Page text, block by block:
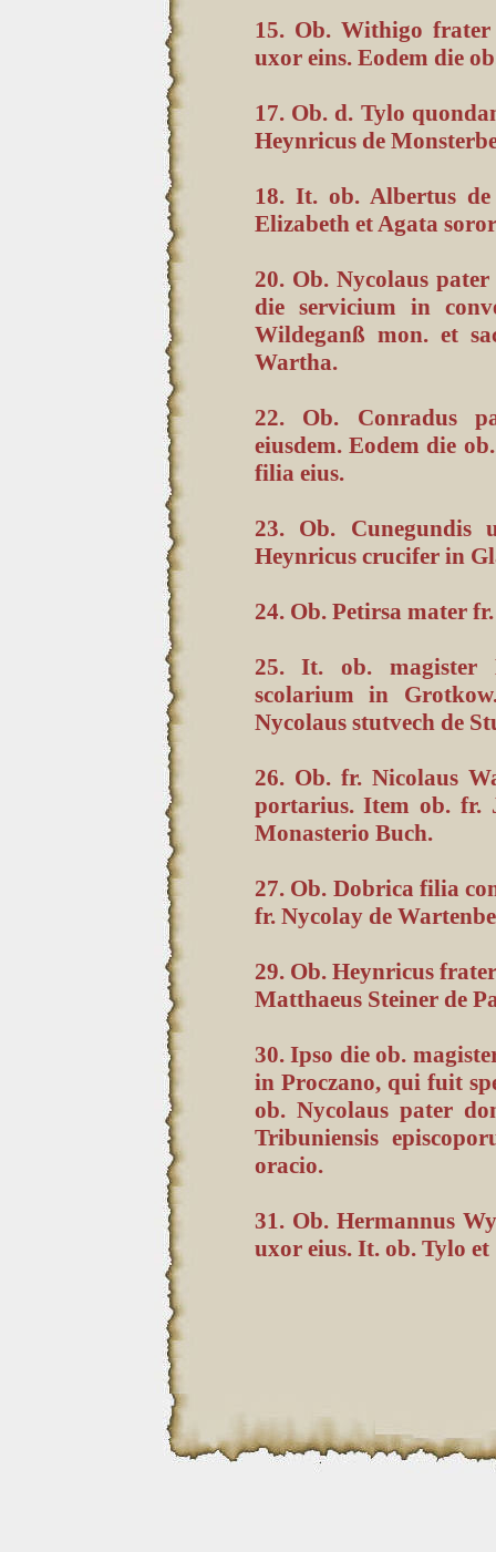
15. Ob. Withigo
uxor eins. Eodem die
17. Ob. d. Tylo
Heynricus de
18. It. ob. Albertus
Elizabeth et Agata
20. Ob. Nycolaus
die servicium in
Wildeganß mon. et
Wartha.
22. Ob. Conradus
eiusdem. Eodem die
filia eius.
23. Ob. Cunegundis
Heynricus crucifer in
24. Ob. Petirsa mater
25. It. ob. magister
scolarium in
Nycolaus stutvech de
26. Ob. fr. Nicolaus
portarius. Item ob. fr.
Monasterio Buch.
27. Ob. Dobrica filia
fr. Nycolay de
29. Ob. Heynricus
Matthaeus Steiner de
30. Ipso die ob.
in Proczano, qui fuit
ob. Nycolaus pater
Tribuniensis
oracio.
31. Ob. Hermannus
uxor eius. It. ob. Tylo